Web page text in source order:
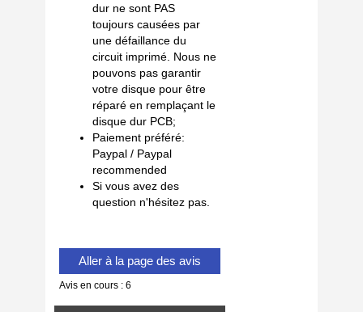
dur ne sont PAS
toujours causées par
une défaillance du
circuit imprimé. Nous ne
pouvons pas garantir
votre disque pour être
réparé en remplaçant le
disque dur PCB;
Paiement préféré:
Paypal / Paypal
recommended
Si vous avez des
question n'hésitez pas.
Aller à la page des avis
Avis en cours : 6